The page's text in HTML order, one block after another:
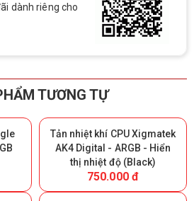
dành riêng cho
TƯƠNG TỰ
Tản nhiệt khí CPU Xigmatek
AK4 Digital - ARGB - Hiển
thị nhiệt độ (Black)
750.000 đ